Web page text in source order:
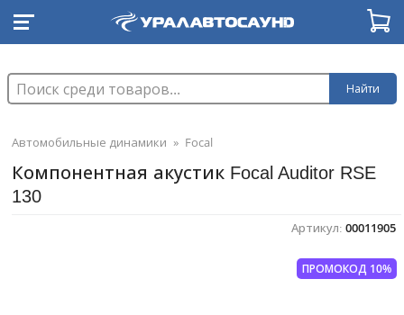
Найти
Автомобильные динамики » Focal
Компонентная акустик Focal Auditor RSE
130
Артикул: 00011905
ПРОМОКОД 10%